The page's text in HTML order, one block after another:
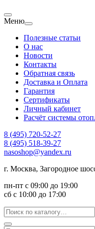
Меню
Полезные статьи
О нас
Новости
Контакты
Обратная связь
Доставка и Оплата
Гарантия
Сертификаты
Личный кабинет
Расчёт системы
8 (495) 720-52-27
8 (495) 518-39-27
nasoshop@yandex.ru
г. Москва, Загородное
пн-пт с 09:00 до 19:00
сб с 10:00 до 17:00